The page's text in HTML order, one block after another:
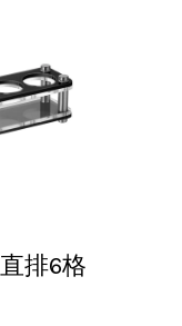
排6格